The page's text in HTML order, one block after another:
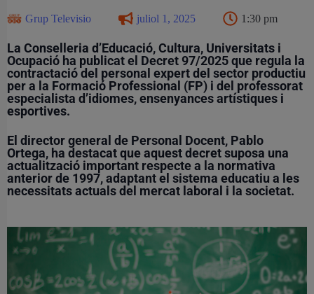
Grup Televisio juliol 1, 2025 1:30 pm
La Conselleria d’Educació, Cultura, Universitats i
Ocupació ha publicat el Decret 97/2025 que regula la
contractació del personal expert del sector productiu
per a la Formació Professional (FP) i del professorat
especialista d’idiomes, ensenyances artístiques i
esportives.
El director general de Personal Docent, Pablo
Ortega, ha destacat que aquest decret suposa una
actualització important respecte a la normativa
anterior de 1997, adaptant el sistema educatiu a les
necessitats actuals del mercat laboral i la societat.